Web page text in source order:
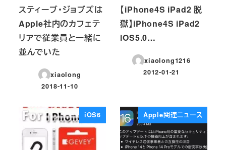
スティーブ・ジョブズは
Apple社内のカフェテ
リアで従業員と一緒に
並んでいた
xiaolong
投稿日
2018-11-10
【iPhone4S iPad2 脱
獄】iPhone4S iPad2
iOS5.0…
xiaolong1216
投稿日
2012-01-21
iOS6 Apple関連ニュース